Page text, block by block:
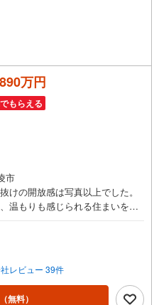
万円
もらえる
市
の開放感は写真以上でした。
温もりも感じられる住まいをぜ
ご提案。 ・未来に起こるであろ
ライン上でご提案「ミラカレク
ご自宅を綺麗にかつ瀟洒にさせ
グサービス。 ・購入者様へ、
料セミナーをご招待いたしま
レビュー 39件
（無料）